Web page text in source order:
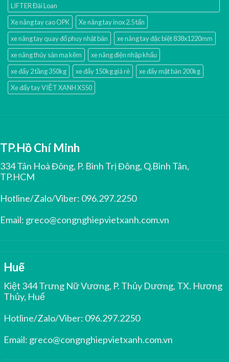
LIFTER Đài Loan
Xe nâng tay cao OPK
Xe nâng tay inox 2.5 tấn
xe nâng tay quay đổ phuy nhật bản
xe nâng tay đặc biệt 838x1220mm
xe nâng thủy sản mạ kẽm
xe nâng điện nhập khấu
xe đẩy 2 tầng 350kg
xe đẩy 150kg giá rẻ
xe đẩy mặt bàn 200kg
Xe đẩy tay VIỆT XANH X550
TP.Hồ Chí Minh
334 Tân Hoà Đông, P. Bình Trị Đông, Q.Bình Tân,
TP.HCM
Hotline/Zalo/Viber: 096.297.2250
Email: greco@congnghiepvietxanh.com.vn
Huế
Kiệt 344 Trưng Nữ Vương, P. Thủy Dương, TX. Hương
Thủy, Huế
Hotline/Zalo/Viber: 096.297.2250
Email: greco@congnghiepvietxanh.com.vn